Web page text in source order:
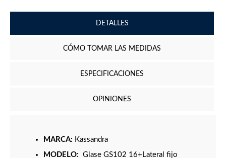
DETALLES
CÓMO TOMAR LAS MEDIDAS
ESPECIFICACIONES
OPINIONES
MARCA: Kassandra
MODELO: Glase GS102 16+Lateral fijo